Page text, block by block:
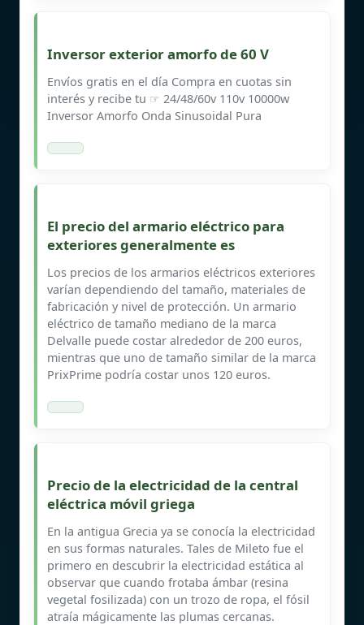
Inversor exterior amorfo de 60 V
Envíos gratis en el día Compra en cuotas sin
interés y recibe tu ☞ 24/48/60v 110v 10000w
Inversor Amorfo Onda Sinusoidal Pura
El precio del armario eléctrico para
exteriores generalmente es
Los precios de los armarios eléctricos exteriores
varían dependiendo del tamaño, materiales de
fabricación y nivel de protección. Un armario
eléctrico de tamaño mediano de la marca
Delvalle puede costar alrededor de 200 euros,
mientras que uno de tamaño similar de la marca
PrixPrime podría costar unos 120 euros.
Precio de la electricidad de la central
eléctrica móvil griega
En la antigua Grecia ya se conocía la electricidad
en sus formas naturales. Tales de Mileto fue el
primero en descubrir la electricidad estática al
observar que cuando frotaba ámbar (resina
vegetal fosilizada) con un trozo de ropa, el fósil
atraía mágicamente las plumas cercanas.